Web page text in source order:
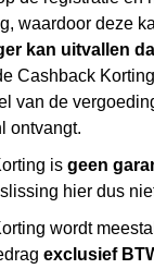
waardoor deze
kan uitvallen
Cashback
van de
ontvangt.
is geen
hier dus
wordt
exclusief